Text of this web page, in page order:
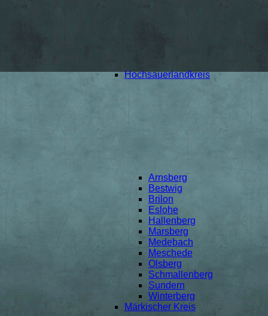
Hochsauerlandkreis
Arnsberg
Bestwig
Brilon
Eslohe
Hallenberg
Marsberg
Medebach
Meschede
Olsberg
Schmallenberg
Sundern
Winterberg
Märkischer Kreis